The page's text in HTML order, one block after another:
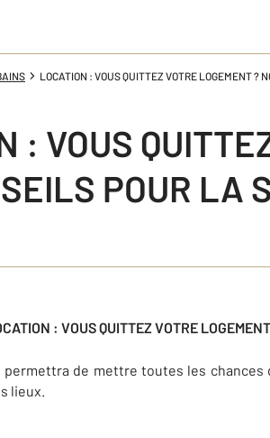
LOCATION : VOUS QUITTEZ VOTRE LOGEMENT ?
: VOUS
POUR LA
: VOUS QUITTEZ VOTRE
permettra de mettre toutes les
lieux.